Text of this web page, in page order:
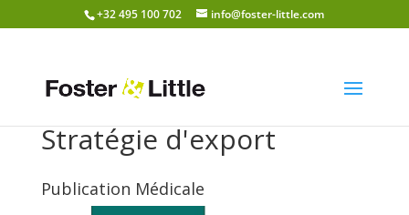
+32 495 100 702 info@foster-little.com
Stratégie d'export
Publication Médicale